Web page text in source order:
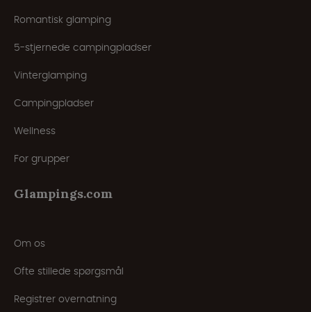
Romantisk glamping
5-stjernede campingpladser
Vinterglamping
Campingpladser
Wellness
For grupper
Glampings.com
Om os
Ofte stillede spørgsmål
Registrer overnatning